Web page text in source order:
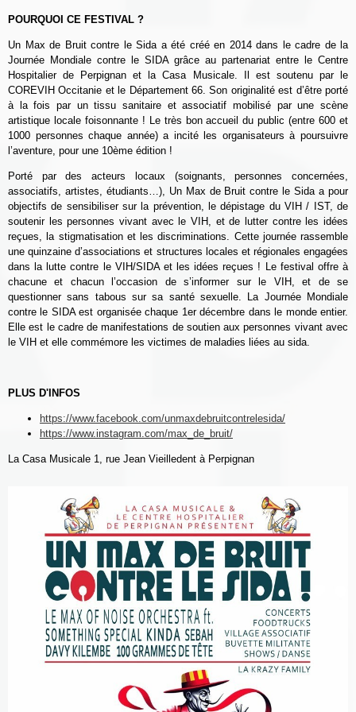
POURQUOI CE FESTIVAL ?
Un Max de Bruit contre le Sida a été créé en 2014 dans le cadre de la
Journée Mondiale contre le SIDA grâce au partenariat entre le Centre
Hospitalier de Perpignan et la Casa Musicale. Il est soutenu par le
COREVIH Occitanie et le Département 66. Son originalité est d’être porté
à la fois par un tissu sanitaire et associatif mobilisé par une scène
artistique locale foisonnante ! Le très bon accueil du public (entre 600 et
1000 personnes chaque année) a incité les organisateurs à poursuivre
l’aventure, pour une 10ème édition !
Porté par des acteurs locaux (soignants, personnes concernées,
associatifs, artistes, étudiants…), Un Max de Bruit contre le Sida a pour
objectifs de sensibiliser sur la prévention, le dépistage du VIH / IST, de
soutenir les personnes vivant avec le VIH, et de lutter contre les idées
reçues, la stigmatisation et les discriminations. Cette journée rassemble
une quinzaine d’associations et structures locales et régionales engagées
dans la lutte contre le VIH/SIDA et les idées reçues ! Le festival offre à
chacune et chacun l’occasion de s’informer sur le VIH, et de se
questionner sans tabous sur sa santé sexuelle. La Journée Mondiale
contre le SIDA est organisée chaque 1er décembre dans le monde entier.
Elle est le cadre de manifestations de soutien aux personnes vivant avec
le VIH et elle commémore les victimes de maladies liées au sida.
PLUS D'INFOS
https://www.facebook.com/unmaxdebruitcontrelesida/
https://www.instagram.com/max_de_bruit/
La Casa Musicale 1, rue Jean Vieilledent à Perpignan